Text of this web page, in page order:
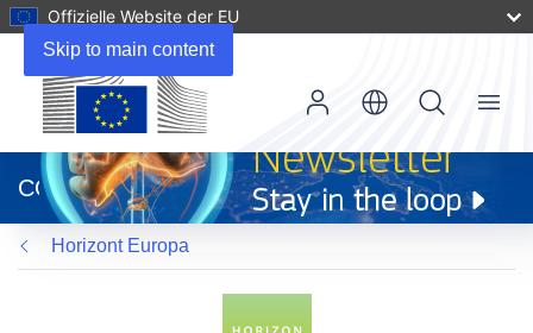
Skip to main content
Offizielle Website der EU
neuem
Fenster)
CORDIS
Menu
Horizont Europa